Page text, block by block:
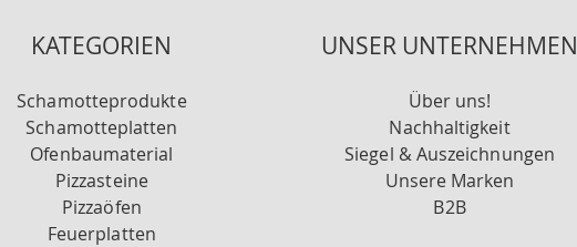
KATEGORIEN
Schamotteprodukte
Schamotteplatten
Ofenbaumaterial
Pizzasteine
Pizzaöfen
Feuerplatten
UNSER UNTERNEHMEN
Über uns!
Nachhaltigkeit
Siegel & Auszeichnungen
Unsere Marken
B2B